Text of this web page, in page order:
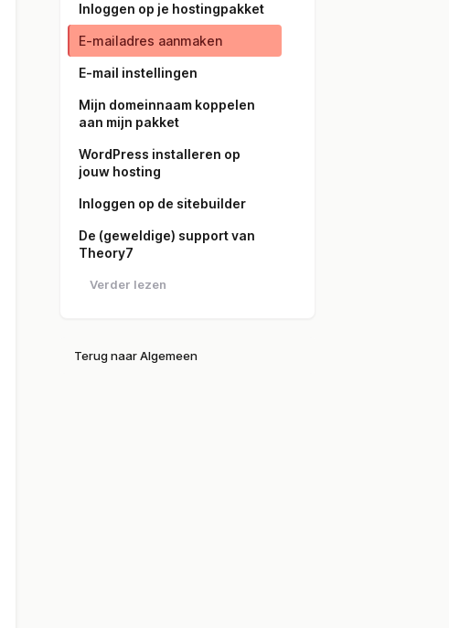
Inloggen op je hostingpakket
E-mailadres aanmaken
E-mail instellingen
Mijn domeinnaam koppelen
aan mijn pakket
WordPress installeren op
jouw hosting
Inloggen op de sitebuilder
De (geweldige) support van
Theory7
Verder lezen
Terug naar Algemeen